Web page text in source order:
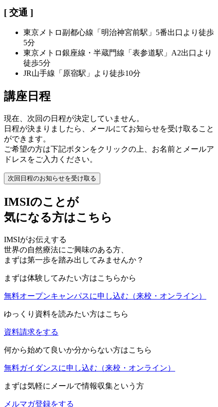
[ 交通 ]
東京メトロ副都心線「明治神宮前駅」5番出口より徒歩
5分
東京メトロ銀座線・半蔵門線「表参道駅」A2出口より
徒歩5分
JR山手線「原宿駅」より徒歩10分
講座日程
現在、次回の日程が決定していません。
日程が決まりましたら、メールにてお知らせを受け取ること
ができます。
ご希望の方は下記ボタンをクリックの上、お名前とメールア
ドレスをご入力ください。
次回日程のお知らせを受け取る
IMSIのことが
気になる方はこちら
IMSIがお伝えする
世界の自然療法にご興味のある方、
まずは第一歩を踏み出してみませんか？
まずは体験してみたい方はこちらから
無料オープンキャンパスに申し込む （来校・オンライン）
ゆっくり資料を読みたい方はこちら
資料請求をする
何から始めて良いか分からない方はこちら
無料ガイダンスに申し込む （来校・オンライン）
まずは気軽にメールで情報収集という方
メルマガ登録をする